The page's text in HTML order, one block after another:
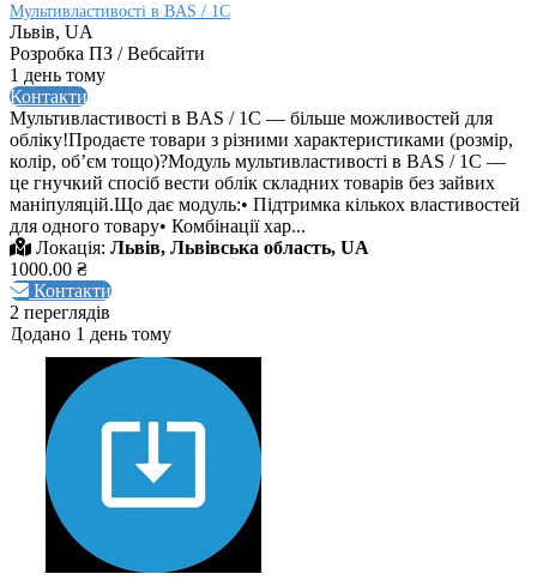
Мультивластивості в BAS / 1C
Львів, UA
Розробка ПЗ / Вебсайти
1 день тому
Контакти
Мультивластивості в BAS / 1C — більше можливостей для
обліку!Продаєте товари з різними характеристиками (розмір,
колір, обʼєм тощо)?Модуль мультивластивості в BAS / 1C —
це гнучкий спосіб вести облік складних товарів без зайвих
маніпуляцій.Що дає модуль:• Підтримка кількох властивостей
для одного товару• Комбінації хар...
Локація: Львів, Львівська область, UA
1000.00 ₴
Контакти
2 переглядів
Додано 1 день тому